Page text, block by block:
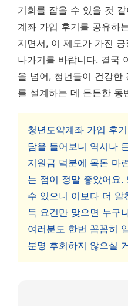
기회를 잡을 수 있을 것
계좌 가입 후기를 공유하
지면서, 이 제도가 가진
나가기를 바랍니다. 결국
을 넘어, 청년들이 건강한
를 설계하는 데 든든한 동
청년도약계좌 가입 후
담을 들어보니 역시나
지원금 덕분에 목돈 마
는 점이 정말 좋았어요.
수 있으니 이보다 더 알
득 요건만 맞으면 누구
여러분도 한번 꼼꼼히
분명 후회하지 않으실